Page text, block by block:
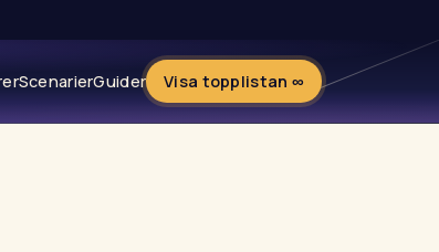
ScenarierGuider Visa topplistan ∞